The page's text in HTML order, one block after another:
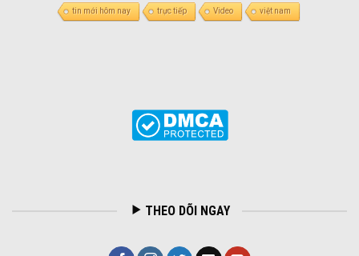
tin mới hôm nay trực tiếp Video việt nam
THEO DÕI NGAY